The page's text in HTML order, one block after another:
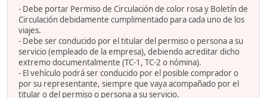
- Debe portar Permiso de Circulación de color rosa y Boletín de
Circulación debidamente cumplimentado para cada uno de los
viajes.
- Debe ser conducido por el titular del permiso o persona a su
servicio (empleado de la empresa), debiendo acreditar dicho
extremo documentalmente (TC-1, TC-2 o nómina).
- El vehículo podrá ser conducido por el posible comprador o
por su representante, siempre que vaya acompañado por el
titular o del permiso o persona a su servicio.